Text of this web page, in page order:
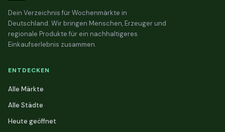
Dein Verzeichnis für Wochenmärkte in
Deutschland. Wir bringen Menschen, Erzeuger und
regionale Produkte für ein nachhaltigeres
Einkaufserlebnis zusammen.
ENTDECKEN
Alle Märkte
Alle Städte
Heute geöffnet